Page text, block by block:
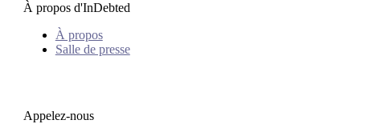
À propos d'InDebted
À propos
Salle de presse
Appelez-nous